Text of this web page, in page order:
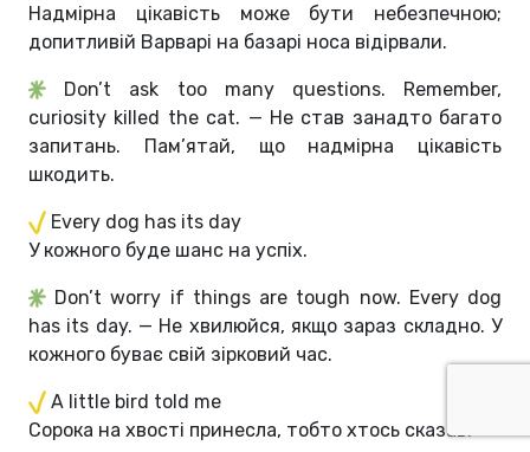
Надмірна цікавість може бути небезпечною;
допитливій Варварі на базарі носа відірвали.
Don’t ask too many questions. Remember,
curiosity killed the cat. — Не став занадто багато
запитань. Пам’ятай, що надмірна цікавість
шкодить.
Every dog has its day
У кожного буде шанс на успіх.
Don’t worry if things are tough now. Every dog
has its day. — Не хвилюйся, якщо зараз складно. У
кожного буває свій зірковий час.
A little bird told me
Сорока на хвості принесла, тобто хтось сказав.